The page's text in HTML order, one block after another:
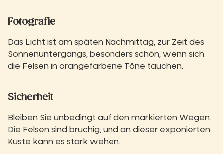
Fotografie
Das Licht ist am späten Nachmittag, zur Zeit des
Sonnenuntergangs, besonders schön, wenn sich
die Felsen in orangefarbene Töne tauchen.
Sicherheit
Bleiben Sie unbedingt auf den markierten Wegen.
Die Felsen sind brüchig, und an dieser exponierten
Küste kann es stark wehen.